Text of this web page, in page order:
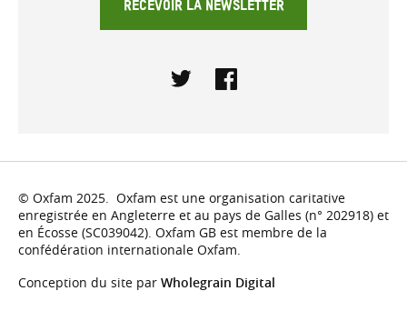
RECEVOIR LA NEWSLETTER
© Oxfam 2025. Oxfam est une organisation caritative
enregistrée en Angleterre et au pays de Galles (n° 202918) et
en Écosse (SC039042). Oxfam GB est membre de la
confédération internationale Oxfam.
Conception du site par Wholegrain Digital